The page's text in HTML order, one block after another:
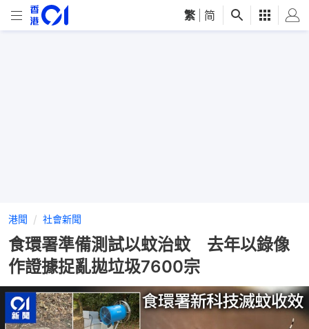
繁 简
港聞 社會新聞
食環署準備測試以蚊治蚊 去年以錄像
作證據捉亂拋垃圾7600宗